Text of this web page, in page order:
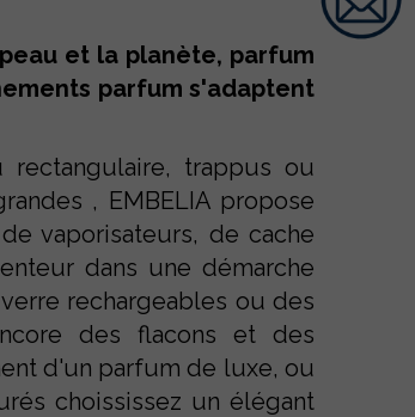
et la planète, parfum
parfum s'adaptent
trappus ou
, EMBELIA propose
vaporisateurs, de cache
dans une démarche
rechargeables ou des
des flacons et des
d'un parfum de luxe, ou
choississez un élégant